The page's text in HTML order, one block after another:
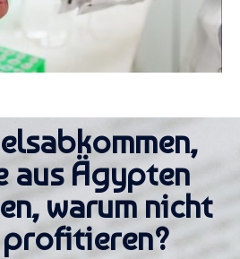
aus Ägypten
warum nicht